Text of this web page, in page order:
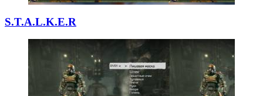
S.T.A.L.K.E.R